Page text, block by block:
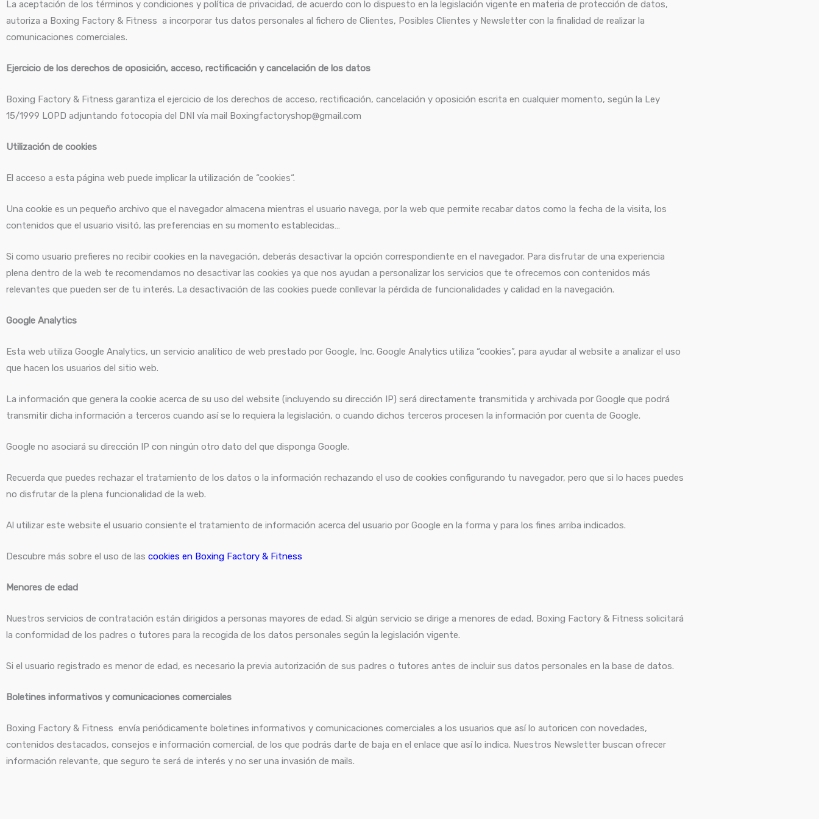
La aceptación de los términos y condiciones y política de privacidad, de acuerdo con lo dispuesto en la legislación vigente en materia de protección de datos,
autoriza a Boxing Factory & Fitness a incorporar tus datos personales al fichero de Clientes, Posibles Clientes y Newsletter con la finalidad de realizar la
comunicaciones comerciales.
Ejercicio de los derechos de oposición, acceso, rectificación y cancelación de los datos
Boxing Factory & Fitness garantiza el ejercicio de los derechos de acceso, rectificación, cancelación y oposición escrita en cualquier momento, según la Ley
15/1999 LOPD adjuntando fotocopia del DNI vía mail Boxingfactoryshop@gmail.com
Utilización de cookies
El acceso a esta página web puede implicar la utilización de “cookies“.
Una cookie es un pequeño archivo que el navegador almacena mientras el usuario navega, por la web que permite recabar datos como la fecha de la visita, los
contenidos que el usuario visitó, las preferencias en su momento establecidas…
Si como usuario prefieres no recibir cookies en la navegación, deberás desactivar la opción correspondiente en el navegador. Para disfrutar de una experiencia
plena dentro de la web te recomendamos no desactivar las cookies ya que nos ayudan a personalizar los servicios que te ofrecemos con contenidos más
relevantes que pueden ser de tu interés. La desactivación de las cookies puede conllevar la pérdida de funcionalidades y calidad en la navegación.
Google Analytics
Esta web utiliza Google Analytics, un servicio analítico de web prestado por Google, Inc. Google Analytics utiliza “cookies”, para ayudar al website a analizar el uso
que hacen los usuarios del sitio web.
La información que genera la cookie acerca de su uso del website (incluyendo su dirección IP) será directamente transmitida y archivada por Google que podrá
transmitir dicha información a terceros cuando así se lo requiera la legislación, o cuando dichos terceros procesen la información por cuenta de Google.
Google no asociará su dirección IP con ningún otro dato del que disponga Google.
Recuerda que puedes rechazar el tratamiento de los datos o la información rechazando el uso de cookies configurando tu navegador, pero que si lo haces puedes
no disfrutar de la plena funcionalidad de la web.
Al utilizar este website el usuario consiente el tratamiento de información acerca del usuario por Google en la forma y para los fines arriba indicados.
Descubre más sobre el uso de las cookies en Boxing Factory & Fitness
Menores de edad
Nuestros servicios de contratación están dirigidos a personas mayores de edad. Si algún servicio se dirige a menores de edad, Boxing Factory & Fitness solicitará
la conformidad de los padres o tutores para la recogida de los datos personales según la legislación vigente.
Si el usuario registrado es menor de edad, es necesario la previa autorización de sus padres o tutores antes de incluir sus datos personales en la base de datos.
Boletines informativos y comunicaciones comerciales
Boxing Factory & Fitness envía periódicamente boletines informativos y comunicaciones comerciales a los usuarios que así lo autoricen con novedades,
contenidos destacados, consejos e información comercial, de los que podrás darte de baja en el enlace que así lo indica. Nuestros Newsletter buscan ofrecer
información relevante, que seguro te será de interés y no ser una invasión de mails.